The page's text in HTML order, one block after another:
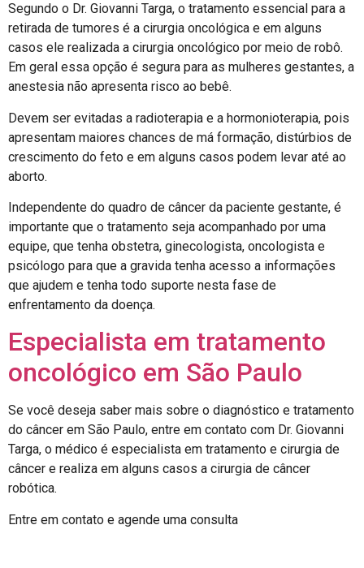
Segundo o Dr. Giovanni Targa, o tratamento essencial para a
retirada de tumores é a cirurgia oncológica e em alguns
casos ele realizada a cirurgia oncológico por meio de robô.
Em geral essa opção é segura para as mulheres gestantes, a
anestesia não apresenta risco ao bebê.
Devem ser evitadas a radioterapia e a hormonioterapia, pois
apresentam maiores chances de má formação, distúrbios de
crescimento do feto e em alguns casos podem levar até ao
aborto.
Independente do quadro de câncer da paciente gestante, é
importante que o tratamento seja acompanhado por uma
equipe, que tenha obstetra, ginecologista, oncologista e
psicólogo para que a gravida tenha acesso a informações
que ajudem e tenha todo suporte nesta fase de
enfrentamento da doença.
Especialista em tratamento
oncológico em São Paulo
Se você deseja saber mais sobre o diagnóstico e tratamento
do câncer em São Paulo, entre em contato com Dr. Giovanni
Targa, o médico é especialista em tratamento e cirurgia de
câncer e realiza em alguns casos a cirurgia de câncer
robótica.
Entre em contato e agende uma consulta